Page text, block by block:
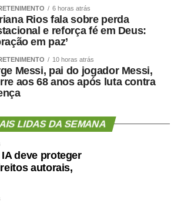
6 horas atrás
Rios fala sobre perda
e reforça fé em Deus:
em paz’
10 horas atrás
Messi, pai do jogador Messi,
aos 68 anos após luta contra
LIDAS DA SEMANA
deve proteger
autorais,